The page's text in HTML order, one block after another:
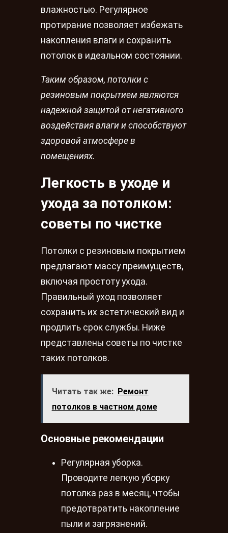
влажностью. Регулярное
протирание позволяет избежать
накопления влаги и сохранить
потолок в идеальном состоянии.
Таким образом, потолки с
резиновым покрытием являются
надежной защитой от негативного
воздействия влаги и способствуют
здоровой атмосфере в
помещениях.
Легкость в уходе и
ухода за потолком:
советы по чистке
Потолки с резиновым покрытием
предлагают массу преимуществ,
включая простоту ухода.
Правильный уход позволяет
сохранить их эстетический вид и
продлить срок службы. Ниже
представлены советы по чистке
таких потолков.
Читать так же: Ремонт
потолков в частном доме
Основные рекомендации
Регулярная уборка.
Проводите легкую уборку
потолка раз в месяц, чтобы
предотвратить накопление
пыли и загрязнений.